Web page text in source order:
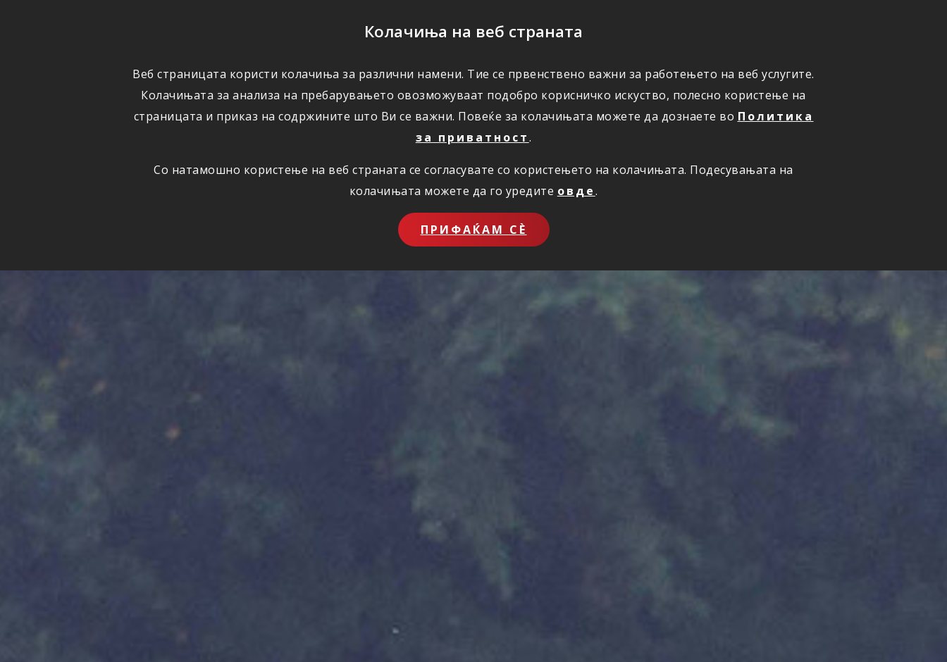
Колачиња на веб страната
Веб страницата користи колачиња за различни намени. Тие се првенствено важни за работењето на веб услугите.
Колачињата за анализа на пребарувањето овозможуваат подобро корисничко искуство, полесно користење на
страницата и приказ на содржините што Ви се важни. Повеќе за колачињата можете да дознаете во Политика
за приватност.
Со натамошно користење на веб страната се согласувате со користењето на колачињата. Подесувањата на
колачињата можете да го уредите овде.
ПРИФАЌАМ СЀ
ОСИГУРУВАЊЕ ШТЕТИ ПОВОЛНОСТИ КОРИСНО ЗА НАС ОНЛАЈН ПРИЈАВИ ШТЕТА